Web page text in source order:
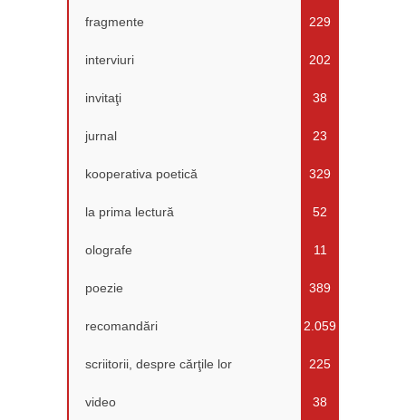
fragmente 229
interviuri 202
invitaţi 38
jurnal 23
kooperativa poetică 329
la prima lectură 52
olografe 11
poezie 389
recomandări 2.059
scriitorii, despre cărţile lor 225
video 38